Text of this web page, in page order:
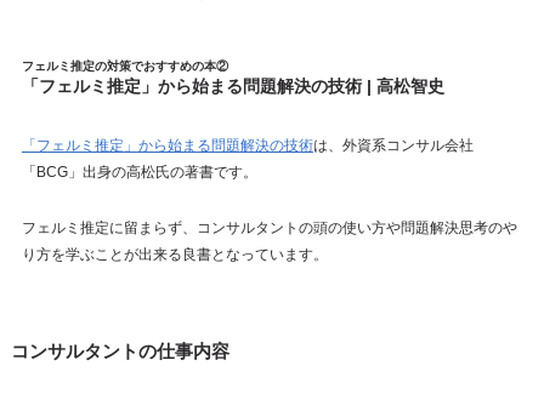
フェルミ推定の対策でおすすめの本②
「フェルミ推定」から始まる問題解決の技術 | 高松智史
「フェルミ推定」から始まる問題解決の技術は、外資系コンサル会社
「BCG」出身の高松氏の著書です。
フェルミ推定に留まらず、コンサルタントの頭の使い方や問題解決思考のや
り方を学ぶことが出来る良書となっています。
コンサルタントの仕事内容